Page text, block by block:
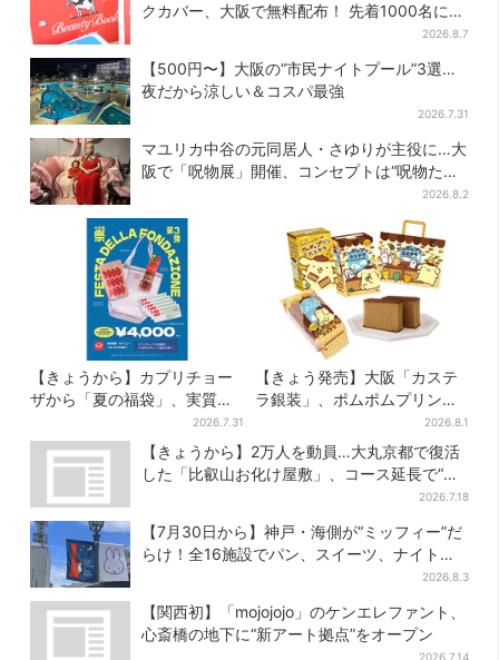
クカバー、大阪で無料配布！ 先着1000名に
2026.8.7
【500円〜】大阪の“市民ナイトプール”3選…
夜だから涼しい＆コスパ最強
2026.7.31
マユリカ中谷の元同居人・さゆりが主役に…大
阪で「呪物展」開催、コンセプトは“呪物たち
2026.8.2
【きょうから】カプリチョー
ザから「夏の福袋」、実質無
料…？値段以上の食事券＆限
定アイテム付き
2026.7.31
【きょう発売】大阪「カステ
ラ銀装」、ポムポムプリンと
初コラボ 紙袋まで限定デザ
インに
2026.8.1
【きょうから】2万人を動員…大丸京都で復活
した「比叡山お化け屋敷」、コース延長で“怖
2026.7.18
【7月30日から】神戸・海側が“ミッフィー”だ
らけ！全16施設でパン、スイーツ、ナイトマ
2026.8.3
【関西初】「mojojojo」のケンエレファント、
心斎橋の地下に“新アート拠点”をオープン
2026.7.14